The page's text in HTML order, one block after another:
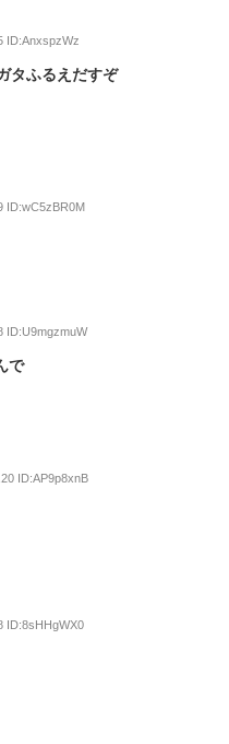
ID:AnxspzWz
タふるえだすぞ
ID:wC5zBR0M
ID:U9mgzmuW
で
ID:AP9p8xnB
ID:8sHHgWX0